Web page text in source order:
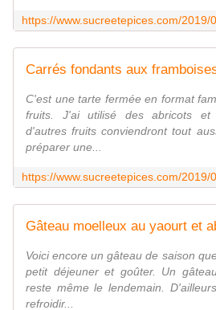
C'est une tarte fermée en format
fruits. J'ai utilisé des abricots et
d'autres fruits conviendront tout
préparer une...
Voici encore un gâteau de saison
petit déjeuner et goûter. Un
reste même le lendemain.
refroidir...